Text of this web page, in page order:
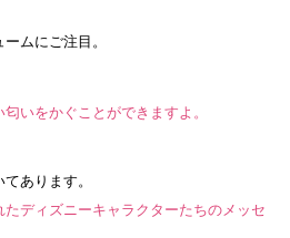
ムにご注目。
いをかぐことができますよ。
あります。
ディズニーキャラクターたちのメッセ